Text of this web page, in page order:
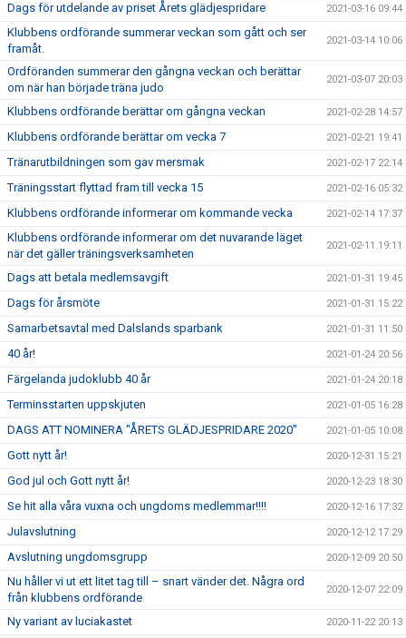
Dags för utdelande av priset Årets glädjespridare 2021-03-16 09:44
Klubbens ordförande summerar veckan som gått och ser
framåt.
2021-03-14 10:06
Ordföranden summerar den gångna veckan och berättar
om när han började träna judo
2021-03-07 20:03
Klubbens ordförande berättar om gångna veckan 2021-02-28 14:57
Klubbens ordförande berättar om vecka 7 2021-02-21 19:41
Tränarutbildningen som gav mersmak 2021-02-17 22:14
Träningsstart flyttad fram till vecka 15 2021-02-16 05:32
Klubbens ordförande informerar om kommande vecka 2021-02-14 17:37
Klubbens ordförande informerar om det nuvarande läget
när det gäller träningsverksamheten
2021-02-11 19:11
Dags att betala medlemsavgift 2021-01-31 19:45
Dags för årsmöte 2021-01-31 15:22
Samarbetsavtal med Dalslands sparbank 2021-01-31 11:50
40 år! 2021-01-24 20:56
Färgelanda judoklubb 40 år 2021-01-24 20:18
Terminsstarten uppskjuten 2021-01-05 16:28
DAGS ATT NOMINERA "ÅRETS GLÄDJESPRIDARE 2020" 2021-01-05 10:08
Gott nytt år! 2020-12-31 15:21
God jul och Gott nytt år! 2020-12-23 18:30
Se hit alla våra vuxna och ungdoms medlemmar!!!! 2020-12-16 17:32
Julavslutning 2020-12-12 17:29
Avslutning ungdomsgrupp 2020-12-09 20:50
Nu håller vi ut ett litet tag till – snart vänder det. Några ord
från klubbens ordförande
2020-12-07 22:09
Ny variant av luciakastet 2020-11-22 20:13